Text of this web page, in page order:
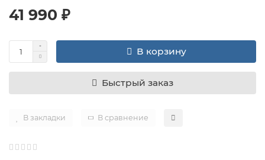
41 990 ₽
В корзину
Быстрый заказ
В закладки В сравнение